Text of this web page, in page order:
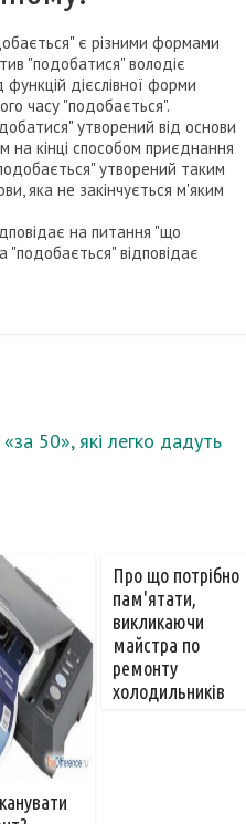
є різними формами
"подобатися" володіє
функцій дієслівної форми
часу "подобається".
утворений від основи
на кінці способом приєднання
утворений таким
яка не закінчується м'яким
на питання "що
"подобається" відповідає
«за 50», які легко дадуть
Про що потрібно
пам'ятати,
викликаючи
майстра по
ремонту
холодильників